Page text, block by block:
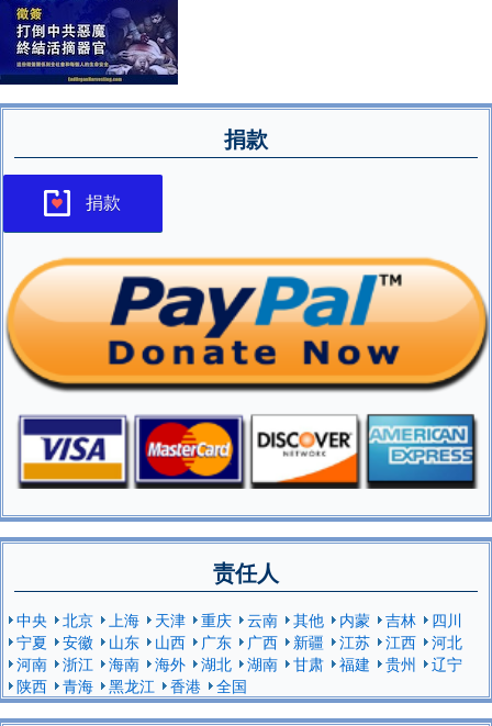
捐款
捐款
责任人
中央 北京 上海 天津 重庆 云南 其他 内蒙 吉林
四川
宁夏
安徽 山东 山西 广东 广西 新疆 江苏 江西
河北
河南
浙江 海南 海外 湖北 湖南 甘肃 福建 贵州
辽宁
陕西
青海 黑龙江 香港 全国